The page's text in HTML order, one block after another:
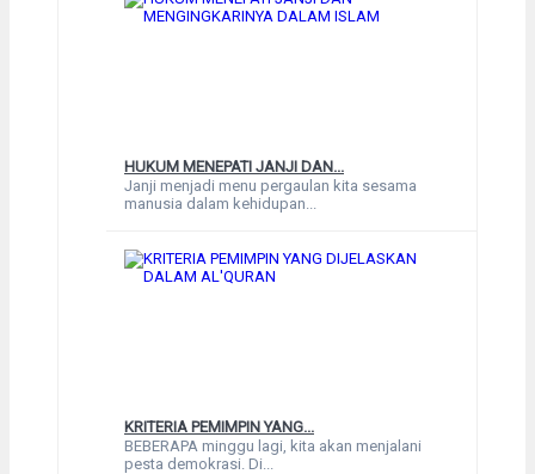
HUKUM MENEPATI JANJI DAN...
Janji menjadi menu pergaulan kita sesama
manusia dalam kehidupan...
KRITERIA PEMIMPIN YANG...
BEBERAPA minggu lagi, kita akan menjalani
pesta demokrasi. Di...